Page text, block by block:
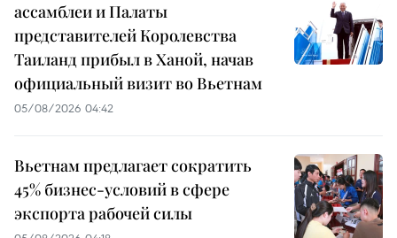
ассамблеи и Палаты
представителей Королевства
Таиланд прибыл в Ханой, начав
официальный визит во Вьетнам
05/08/2026 04:42
Вьетнам предлагает сократить
45% бизнес-условий в сфере
экспорта рабочей силы